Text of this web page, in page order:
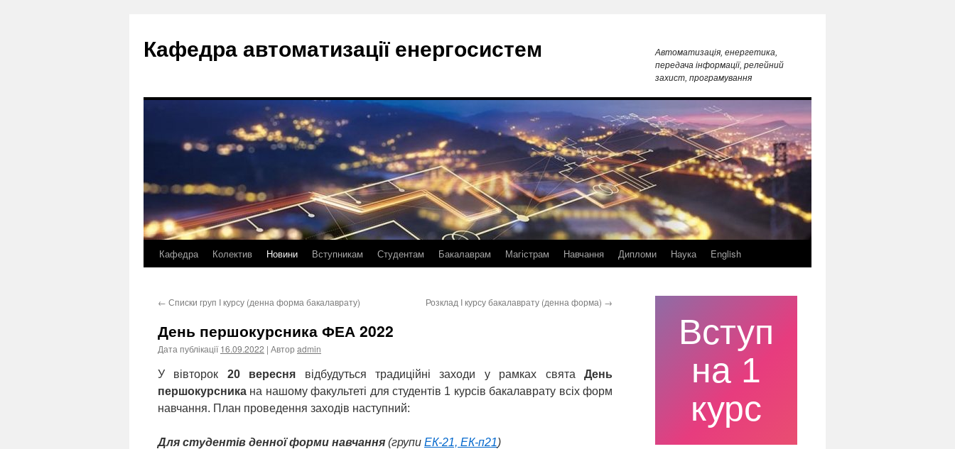
вмісту
Кафедра автоматизації енергосистем
Автоматизація, енергетика,
передача інформації, релейний
захист, програмування
Кафедра Колектив Новини Вступникам Студентам Бакалаврам Магістрам Навчання Дипломи Наука English
← Списки груп I курсу (денна форма бакалаврату) Розклад I курсу бакалаврату (денна форма) →
День першокурсника ФЕА 2022
Дата публікації 16.09.2022 | Автор admin
У вівторок 20 вересня відбудуться традиційні заходи у рамках святаДень
першокурсника на нашому факультеті для студентів 1 курсів бакалаврату всіх форм
навчання. План проведення заходів наступний:
Для студентів денної форми навчання (групи ЕК-21, ЕК-п21)
Вступ
на 1
курс